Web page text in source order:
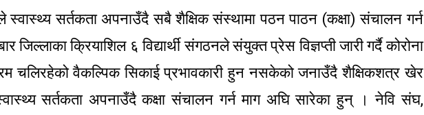
स्वास्थ्य सर्तकता अपनाउँदै सबै शैक्षिक संस्थामा पठन पाठन (कक्षा) संचालन गर्न
क्रियाशिल ६ विद्यार्थी संगठनले संयुक्त प्रेस विज्ञप्ती जारी गर्दै कोरोना
चलिरहेको वैकल्पिक सिकाई प्रभावकारी हुन नसकेको जनाउँदै शैक्षिकशत्र खेर
सर्तकता अपनाउँदै कक्षा संचालन गर्न माग अघि सारेका हुन् । नेवि संघ,